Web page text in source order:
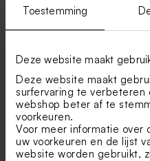
Toestemming
Deze website maakt
Deze website maakt
surfervaring te verbeteren
webshop beter af te
voorkeuren.
Voor meer informatie over
uw voorkeuren en de lijst
website worden gebruikt,
Crèmekleurige enveloppe
met puntklep